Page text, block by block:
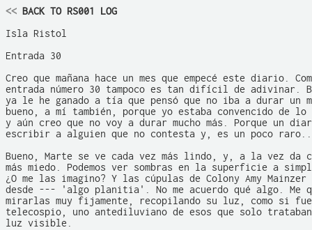
<< BACK TO RS001 LOG
Isla Ristol
Entrada 30
Creo que mañana hace un mes que empecé este diario.
entrada número 30 tampoco es tan difícil de adivinar.
ya le he ganado a tía que pensó que no iba a durar un
bueno, a mí también, porque yo estaba convencido de lo
y aún creo que no voy a durar mucho más. Porque un
escribir a alguien que no contesta y, es un poco
Bueno, Marte se ve cada vez más lindo, y, a la vez da
más miedo. Podemos ver sombras en la superficie a
¿O me las imagino? Y las cúpulas de Colony Amy
desde --- 'algo planitia'. No me acuerdo qué algo. Me
mirarlas muy fijamente, recopilando su luz, como si
telecospio, uno antediluviano de esos que solo
luz visible.